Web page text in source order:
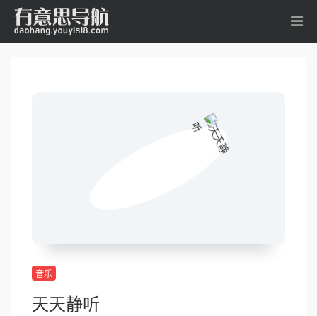
音乐
天天静听